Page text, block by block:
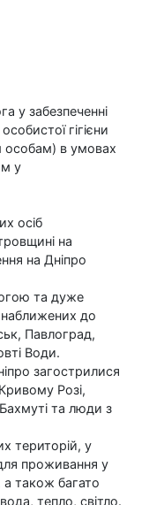
у забезпеченні
гігієни
в умовах
у
осіб
на
на Дніпро
та дуже
до
Павлоград,
Води.
загострилися
Розі,
та люди з
територій, у
проживання у
також багато
тепло, світло.